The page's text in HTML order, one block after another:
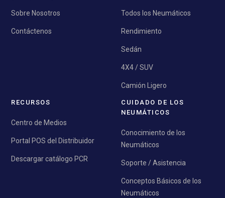
Sobre Nosotros
Contáctenos
Todos los Neumáticos
Rendimiento
Sedán
4X4 / SUV
Camión Ligero
RECURSOS
Centro de Medios
Portal POS del Distribuidor
Descargar catálogo PCR
CUIDADO DE LOS
NEUMÁTICOS
Conocimiento de los
Neumáticos
Soporte / Asistencia
Conceptos Básicos de los
Neumáticos